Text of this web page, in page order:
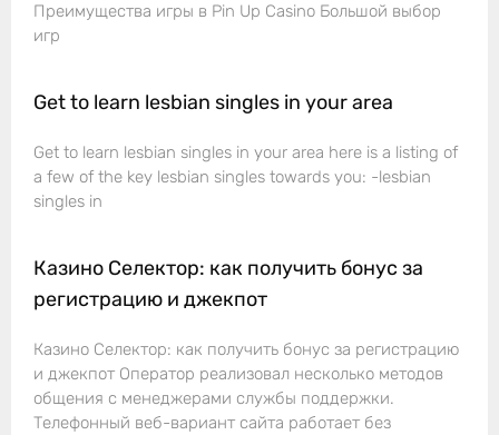
Преимущества игры в Pin Up Casino Большой выбор
игр
Get to learn lesbian singles in your area
Get to learn lesbian singles in your area here is a listing of
a few of the key lesbian singles towards you: -lesbian
singles in
Казино Селектор: как получить бонус за
регистрацию и джекпот
Казино Селектор: как получить бонус за регистрацию
и джекпот Оператор реализовал несколько методов
общения с менеджерами службы поддержки.
Телефонный веб-вариант сайта работает без